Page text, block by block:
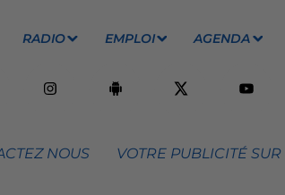
RADIO EMPLOI AGENDA
NOUS VOTRE PUBLICITÉ